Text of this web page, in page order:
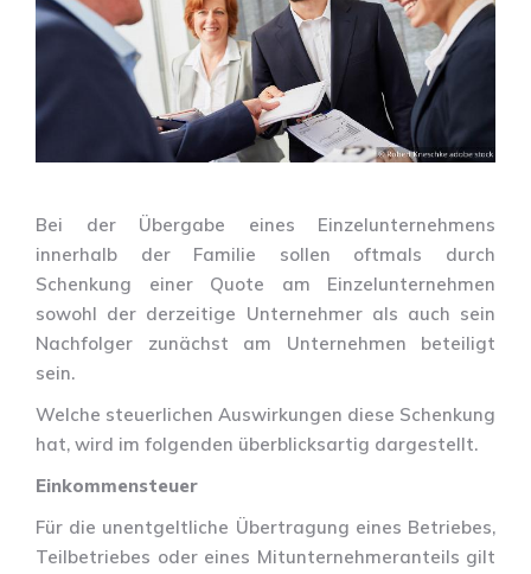
Bei der Übergabe eines Einzelunternehmens
innerhalb der Familie sollen oftmals durch
Schenkung einer Quote am Einzelunternehmen
sowohl der derzeitige Unternehmer als auch sein
Nachfolger zunächst am Unternehmen beteiligt
sein.
Welche steuerlichen Auswirkungen diese Schenkung
hat, wird im folgenden überblicksartig dargestellt.
Einkommensteuer
Für die unentgeltliche Übertragung eines Betriebes,
Teilbetriebes oder eines Mitunternehmeranteils gilt